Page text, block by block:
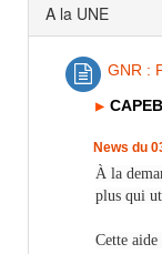
A la UNE
GNR :
News du
À la
plus qui
Cette